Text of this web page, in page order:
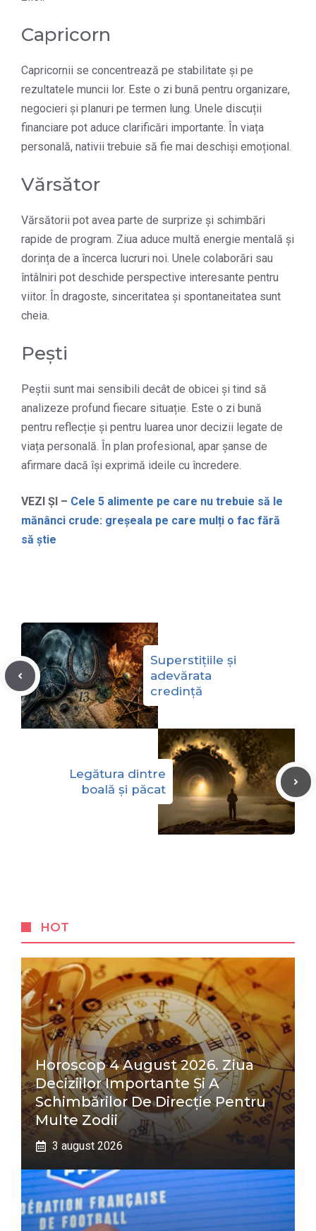
Capricorn
Capricornii se concentrează pe stabilitate și pe
rezultatele muncii lor. Este o zi bună pentru organizare,
negocieri și planuri pe termen lung. Unele discuții
financiare pot aduce clarificări importante. În viața
personală, nativii trebuie să fie mai deschiși emoțional.
Vărsător
Vărsătorii pot avea parte de surprize și schimbări
rapide de program. Ziua aduce multă energie mentală și
dorința de a încerca lucruri noi. Unele colaborări sau
întâlniri pot deschide perspective interesante pentru
viitor. În dragoste, sinceritatea și spontaneitatea sunt
cheia.
Pești
Peștii sunt mai sensibili decât de obicei și tind să
analizeze profund fiecare situație. Este o zi bună
pentru reflecție și pentru luarea unor decizii legate de
viața personală. În plan profesional, apar șanse de
afirmare dacă își exprimă ideile cu încredere.
VEZI ȘI – Cele 5 alimente pe care nu trebuie să le
mănânci crude: greșeala pe care mulți o fac fără
să știe
Superstițiile și
adevărata
credință
Legătura dintre
boală și păcat
HOT
Horoscop 4 August 2026. Ziua
Deciziilor Importante Și A
Schimbărilor De Direcție Pentru
Multe Zodii
3 august 2026